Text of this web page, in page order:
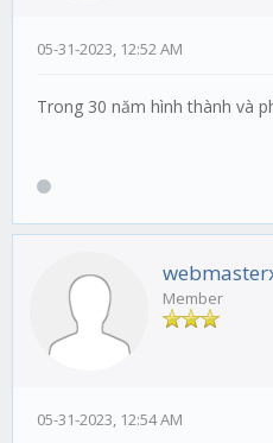
05-31-2023, 12:52 AM
Trong 30 năm hình thành và
Member
05-31-2023, 12:54 AM